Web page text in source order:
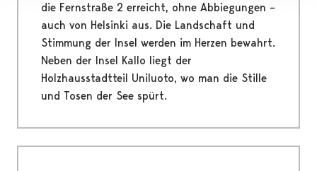
die Fernstraße 2 erreicht, ohne Abbiegungen –
auch von Helsinki aus. Die Landschaft und
Stimmung der Insel werden im Herzen bewahrt.
Neben der Insel Kallo liegt der
Holzhausstadtteil Uniluoto, wo man die Stille
und Tosen der See spürt.